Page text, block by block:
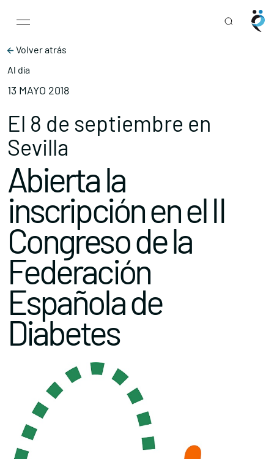
Main Navigation
Volver atrás
Al día
13 MAYO 2018
El 8 de septiembre en
Sevilla
Abierta la
inscripción en el II
Congreso de la
Federación
Española de
Diabetes